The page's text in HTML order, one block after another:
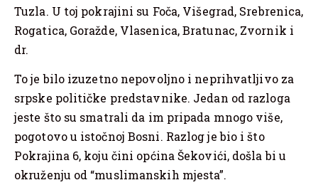
Tuzla. U toj pokrajini su Foča, Višegrad, Srebrenica,
Rogatica, Goražde, Vlasenica, Bratunac, Zvornik i
dr.
To je bilo izuzetno nepovoljno i neprihvatljivo za
srpske političke predstavnike. Jedan od razloga
jeste što su smatrali da im pripada mnogo više,
pogotovo u istočnoj Bosni. Razlog je bio i što
Pokrajina 6, koju čini općina Šekovići, došla bi u
okruženju od “muslimanskih mjesta”.